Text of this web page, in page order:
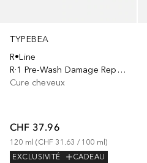
TYPEBEA
R•Line
R·1 Pre-Wash Damage Repair Mask
Cure cheveux
CHF 37.96
120 ml (CHF 31.63 / 100 ml)
EXCLUSIVITÉ
CADEAU